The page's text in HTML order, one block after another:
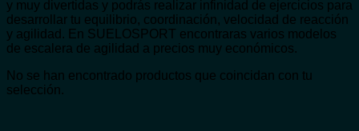
y muy divertidas y podrás realizar infinidad de ejercicios para
desarrollar tu equilibrio, coordinación, velocidad de reacción
y agilidad. En SUELOSPORT encontraras varios modelos
de escalera de agilidad a precios muy económicos.
No se han encontrado productos que coincidan con tu
selección.